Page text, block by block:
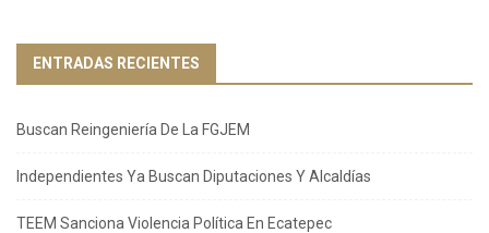
ENTRADAS RECIENTES
Buscan Reingeniería De La FGJEM
Independientes Ya Buscan Diputaciones Y Alcaldías
TEEM Sanciona Violencia Política En Ecatepec